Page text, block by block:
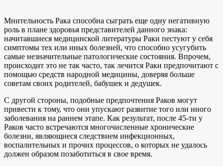
Мнительность Рака способна сыграть еще одну негативную
роль в плане здоровья представителей данного знака:
начитавшиеся медицинской литературы Раки пестуют у себя
симптомы тех или иных болезней, что способно усугубить
самые незначительные патологические состояния. Впрочем,
происходит это не так часто, так лечится Раки предпочитают с
помощью средств народной медицины, доверяя больше
советам своих родителей, бабушек и дедушек.
С другой стороны, подобные предпочтения Раков могут
привести к тому, что они упускают развитие того или иного
заболевания на раннем этапе. Как результат, после 45-ти у
Раков часто встречаются многочисленные хронические
болезни, являющиеся следствием инфекционных,
воспалительных и прочих процессов, о которых не удалось
должен образом позаботиться в свое время.